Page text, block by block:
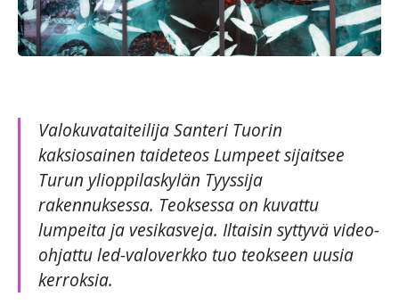
Valokuvataiteilija Santeri Tuorin
kaksiosainen taideteos Lumpeet sijaitsee
Turun ylioppilaskylän Tyyssija
rakennuksessa. Teoksessa on kuvattu
lumpeita ja vesikasveja. Iltaisin syttyvä video-
ohjattu led-valoverkko tuo teokseen uusia
kerroksia.